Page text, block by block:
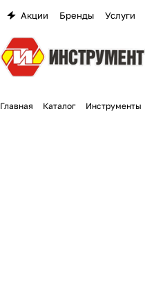
Акции Бренды Услуги
Главная Каталог Инструменты